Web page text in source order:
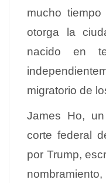
mucho
otorga la
nacido en
migratorio de
James Ho,
corte federal
por Trump,